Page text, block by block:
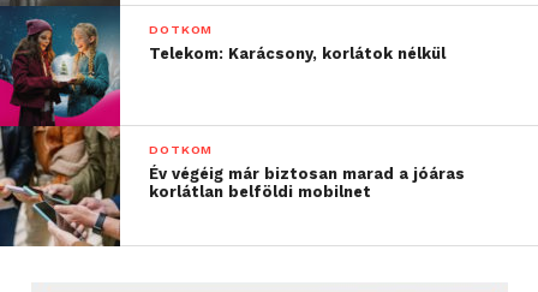
DOTKOM
Telekom: Karácsony, korlátok nélkül
DOTKOM
Év végéig már biztosan marad a jóáras
korlátlan belföldi mobilnet